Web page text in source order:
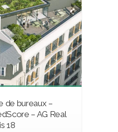
de bureaux –
– AG Real
18